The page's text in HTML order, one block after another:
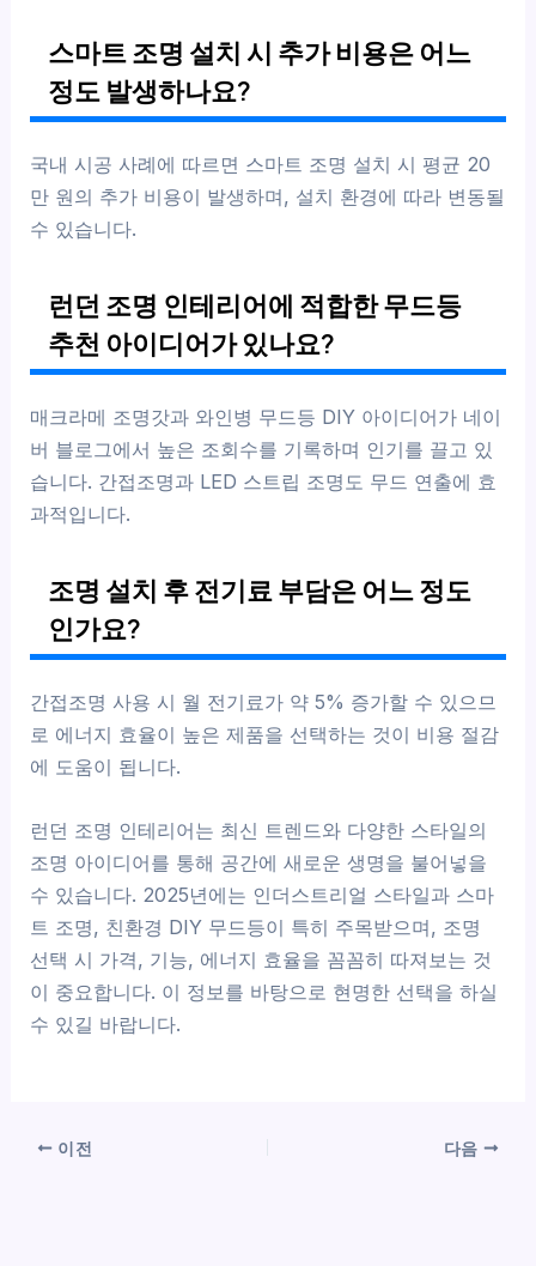
스마트 조명 설치 시 추가 비용은 어느
정도 발생하나요?
국내 시공 사례에 따르면 스마트 조명 설치 시 평균 20
만 원의 추가 비용이 발생하며, 설치 환경에 따라 변동될
수 있습니다.
런던 조명 인테리어에 적합한 무드등
추천 아이디어가 있나요?
매크라메 조명갓과 와인병 무드등 DIY 아이디어가 네이
버 블로그에서 높은 조회수를 기록하며 인기를 끌고 있
습니다. 간접조명과 LED 스트립 조명도 무드 연출에 효
과적입니다.
조명 설치 후 전기료 부담은 어느 정도
인가요?
간접조명 사용 시 월 전기료가 약 5% 증가할 수 있으므
로 에너지 효율이 높은 제품을 선택하는 것이 비용 절감
에 도움이 됩니다.
런던 조명 인테리어는 최신 트렌드와 다양한 스타일의
조명 아이디어를 통해 공간에 새로운 생명을 불어넣을
수 있습니다. 2025년에는 인더스트리얼 스타일과 스마
트 조명, 친환경 DIY 무드등이 특히 주목받으며, 조명
선택 시 가격, 기능, 에너지 효율을 꼼꼼히 따져보는 것
이 중요합니다. 이 정보를 바탕으로 현명한 선택을 하실
수 있길 바랍니다.
이전 다음